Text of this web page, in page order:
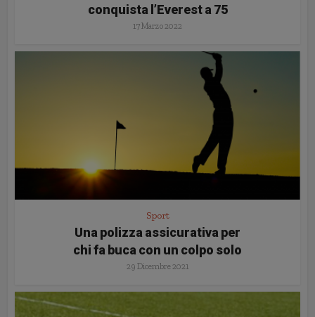
conquista l’Everest a 75
17 Marzo 2022
Sport
Una polizza assicurativa per
chi fa buca con un colpo solo
29 Dicembre 2021